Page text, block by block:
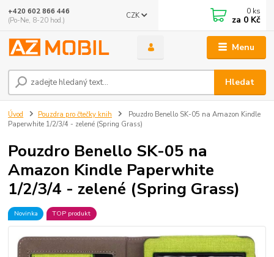
Menu
CZK
Hledat
+420 602 866 446
(Po-Ne, 8-20 hod.)
0 ks
za 0 Kč
Úvod Pouzdra pro čtečky knih
Pouzdro Benello SK-05 na Amazon Kindle
Paperwhite 1/2/3/4 - zelené (Spring Grass)
Pouzdro Benello SK-05 na
Amazon Kindle Paperwhite
1/2/3/4 - zelené (Spring Grass)
Novinka TOP produkt